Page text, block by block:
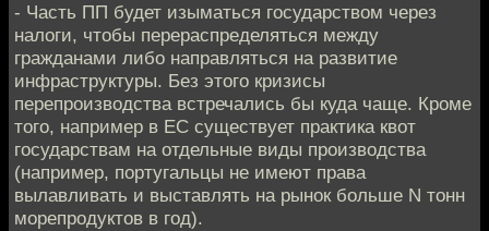
- Часть ПП будет изыматься государством через
налоги, чтобы перераспределяться между
гражданами либо направляться на развитие
инфраструктуры. Без этого кризисы
перепроизводства встречались бы куда чаще. Кроме
того, например в ЕС существует практика квот
государствам на отдельные виды производства
(например, португальцы не имеют права
вылавливать и выставлять на рынок больше N тонн
морепродуктов в год).